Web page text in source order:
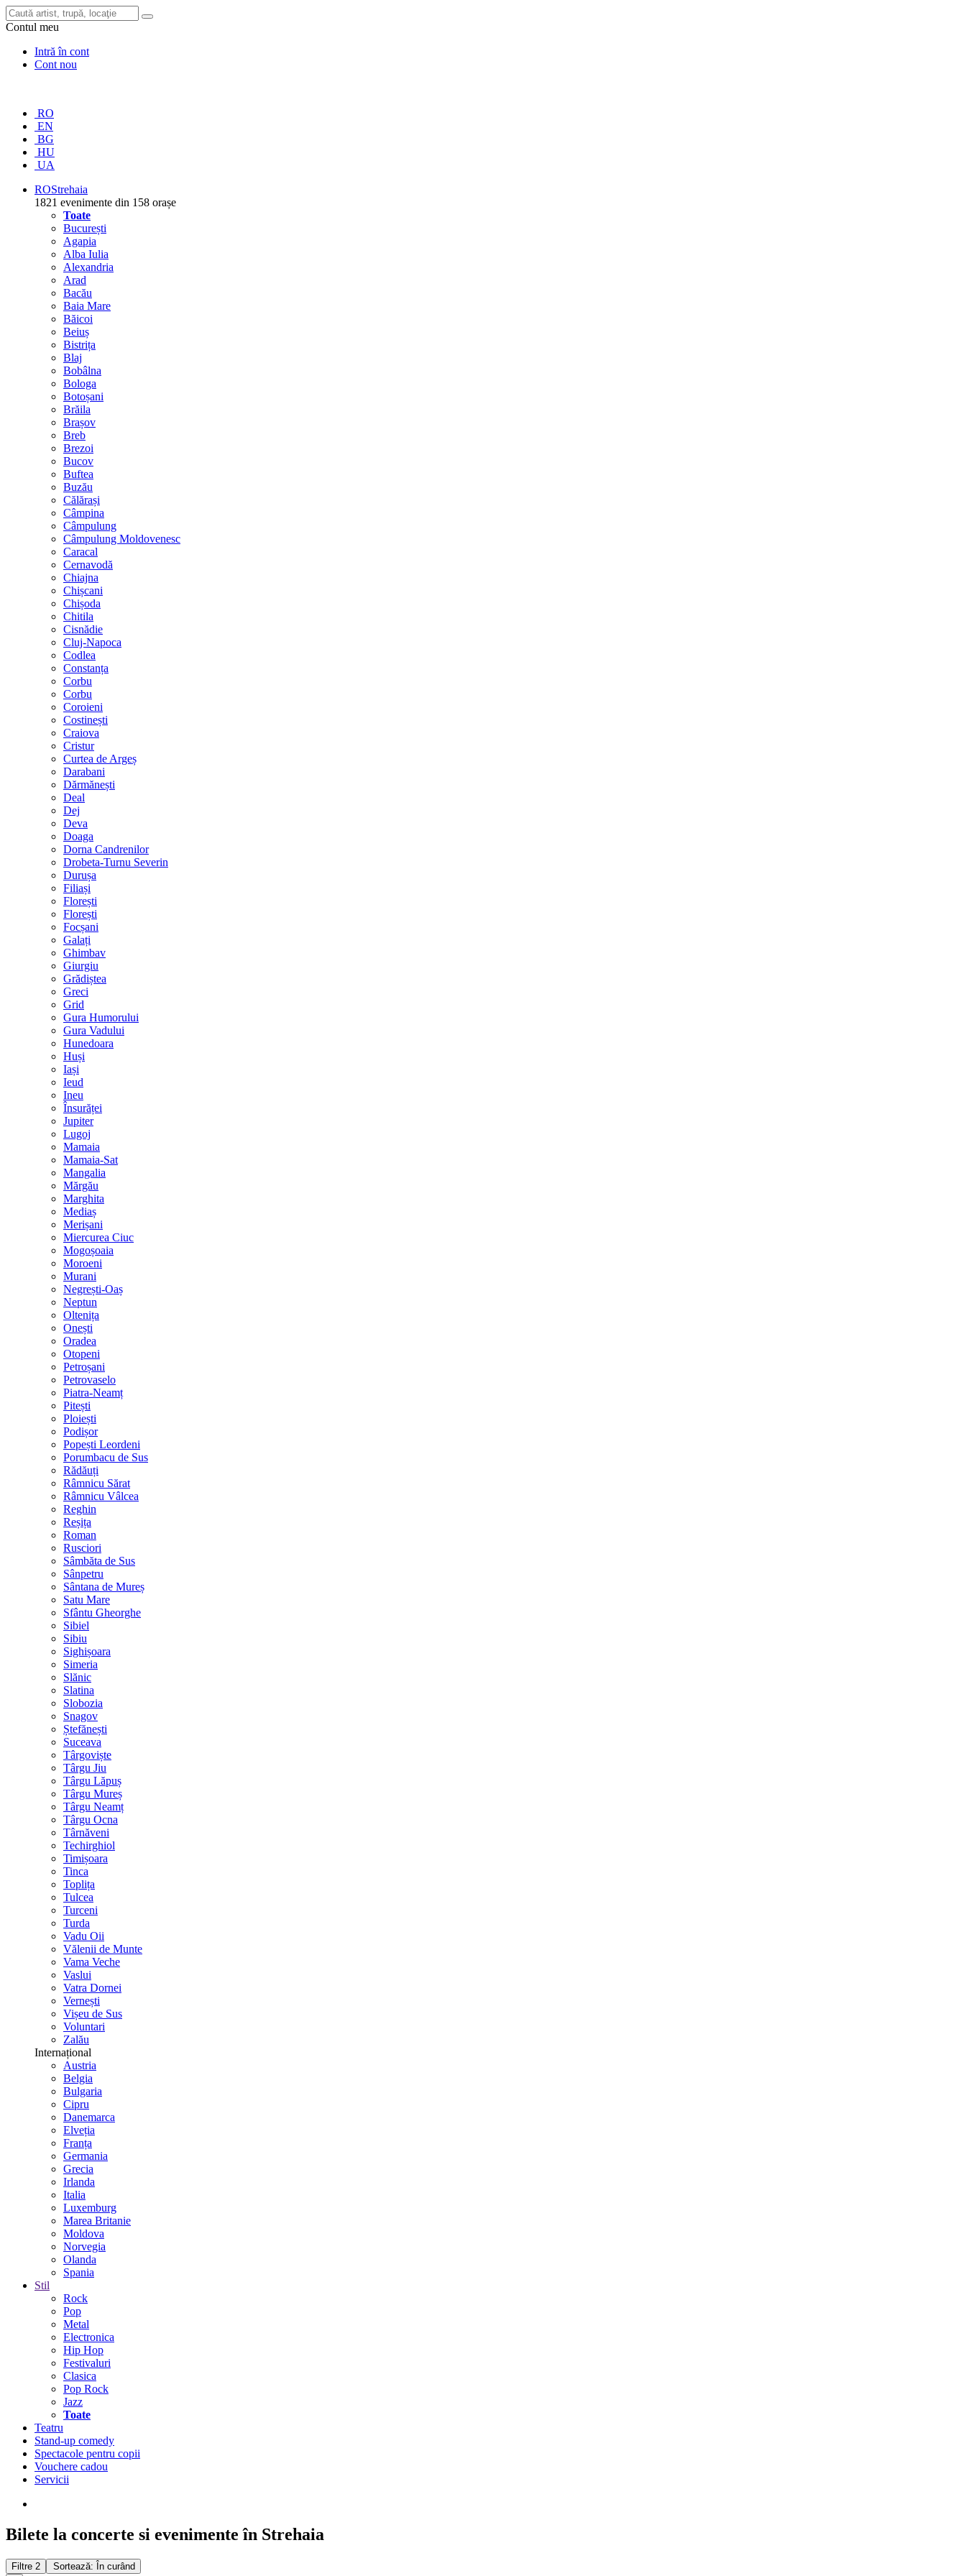
Contul meu
Intră în cont
Cont nou
RO
EN
BG
HU
UA
ROStrehaia
1821 evenimente din 158 orașe
Toate
București
Agapia
Alba Iulia
Alexandria
Arad
Bacău
Baia Mare
Băicoi
Beiuș
Bistrița
Blaj
Bobâlna
Bologa
Botoșani
Brăila
Brașov
Breb
Brezoi
Bucov
Buftea
Buzău
Călărași
Câmpina
Câmpulung
Câmpulung Moldovenesc
Caracal
Cernavodă
Chiajna
Chișcani
Chișoda
Chitila
Cisnădie
Cluj-Napoca
Codlea
Constanța
Corbu
Corbu
Coroieni
Costinești
Craiova
Cristur
Curtea de Argeș
Darabani
Dărmănești
Deal
Dej
Deva
Doaga
Dorna Candrenilor
Drobeta-Turnu Severin
Durușa
Filiași
Florești
Florești
Focșani
Galați
Ghimbav
Giurgiu
Grădiștea
Greci
Grid
Gura Humorului
Gura Vadului
Hunedoara
Huși
Iași
Ieud
Ineu
Însurăței
Jupiter
Lugoj
Mamaia
Mamaia-Sat
Mangalia
Mărgău
Marghita
Mediaș
Merișani
Miercurea Ciuc
Mogoșoaia
Moroeni
Murani
Negrești-Oaș
Neptun
Oltenița
Onești
Oradea
Otopeni
Petroșani
Petrovaselo
Piatra-Neamț
Pitești
Ploiești
Podișor
Popești Leordeni
Porumbacu de Sus
Rădăuți
Râmnicu Sărat
Râmnicu Vâlcea
Reghin
Reșița
Roman
Rusciori
Sâmbăta de Sus
Sânpetru
Sântana de Mureș
Satu Mare
Sfântu Gheorghe
Sibiel
Sibiu
Sighișoara
Simeria
Slănic
Slatina
Slobozia
Snagov
Ștefănești
Suceava
Târgoviște
Târgu Jiu
Târgu Lăpuș
Târgu Mureș
Târgu Neamț
Târgu Ocna
Târnăveni
Techirghiol
Timișoara
Tinca
Toplița
Tulcea
Turceni
Turda
Vadu Oii
Vălenii de Munte
Vama Veche
Vaslui
Vatra Dornei
Vernești
Vișeu de Sus
Voluntari
Zalău
Internațional
Austria
Belgia
Bulgaria
Cipru
Danemarca
Elveția
Franța
Germania
Grecia
Irlanda
Italia
Luxemburg
Marea Britanie
Moldova
Norvegia
Olanda
Spania
Stil
Rock
Pop
Metal
Electronica
Hip Hop
Festivaluri
Clasica
Pop Rock
Jazz
Toate
Teatru
Stand-up comedy
Spectacole pentru copii
Vouchere cadou
Servicii
Bilete la concerte si evenimente în Strehaia
Filtre 2
Sortează: În curând